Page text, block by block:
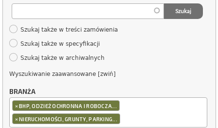
Szukaj także w treści zamówienia
Szukaj także w specyfikacji
Szukaj także w archiwalnych
Wyszukiwanie zaawansowane [zwiń]
BRANŻA
×BHP, ODZIEŻ OCHRONNA I ROBOCZA...
×NIERUCHOMOŚCI, GRUNTY, PARKING...